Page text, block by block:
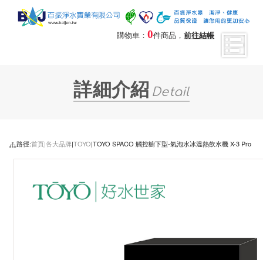
購物車： 0件商品， 前往結帳
詳細介紹 Detail
路徑:首頁|各大品牌|TOYO|TOYO SPACO 觸控櫥下型-氣泡水冰溫熱飲水機 X-3 Pro